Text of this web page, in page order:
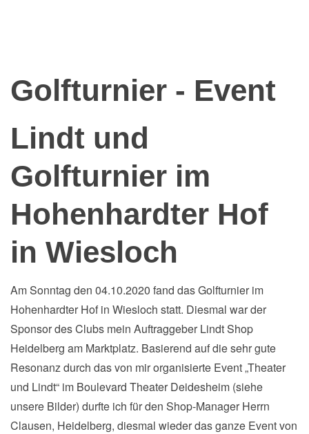
Golfturnier - Event
Lindt und
Golfturnier im
Hohenhardter Hof
in Wiesloch
Am Sonntag den 04.10.2020 fand das Golfturnier im
Hohenhardter Hof in Wiesloch statt. Diesmal war der
Sponsor des Clubs mein Auftraggeber Lindt Shop
Heidelberg am Marktplatz. Basierend auf die sehr gute
Resonanz durch das von mir organisierte Event „Theater
und Lindt“ im Boulevard Theater Deidesheim (siehe
unsere Bilder) durfte ich für den Shop-Manager Herrn
Clausen, Heidelberg, diesmal wieder das ganze Event von